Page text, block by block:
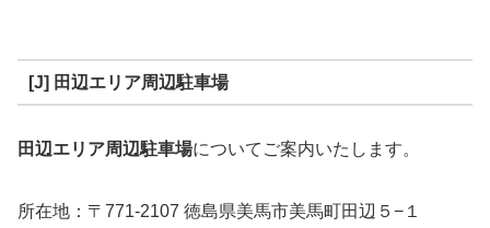
[J] 田辺エリア周辺駐車場
田辺エリア周辺駐車場についてご案内いたします。
所在地：〒771-2107 徳島県美馬市美馬町田辺５−１